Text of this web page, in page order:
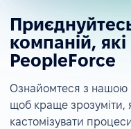
компаній,
PeopleForce
Ознайомтеся з нашою
щоб краще зрозуміти,
кастомізувати